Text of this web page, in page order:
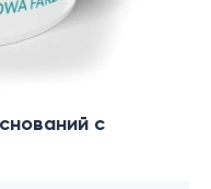
с